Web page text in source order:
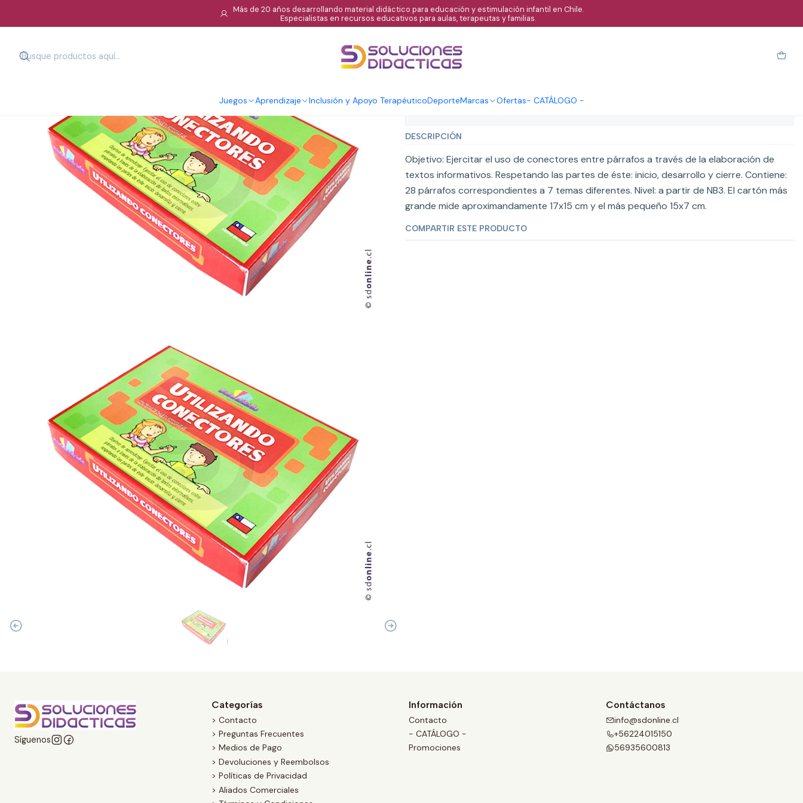
Juegos Aprendizaje Inclusión y Apoyo TerapéuticoDeporteMarcas Ofertas- CATÁLOGO -
Más de 20 años desarrollando material didáctico para educación y estimulación infantil en Chile.
Especialistas en recursos educativos para aulas, terapeutas y familias.
|
Utilizando conectores - Vol 1
DESCRIPCIÓN
Objetivo: Ejercitar el uso de conectores entre párrafos a través de la elaboración de
textos informativos. Respetando las partes de éste: inicio, desarrollo y cierre. Contiene:
28 párrafos correspondientes a 7 temas diferentes. Nivel: a partir de NB3. El cartón más
grande mide aproximandamente 17x15 cm y el más pequeño 15x7 cm.
COMPARTIR ESTE PRODUCTO
Síguenos
Categorías
> Contacto
> Preguntas Frecuentes
> Medios de Pago
> Devoluciones y Reembolsos
> Políticas de Privacidad
> Aliados Comerciales
Información
Contacto
- CATÁLOGO -
Promociones
Contáctanos
info@sdonline.cl
+56224015150
56935600813